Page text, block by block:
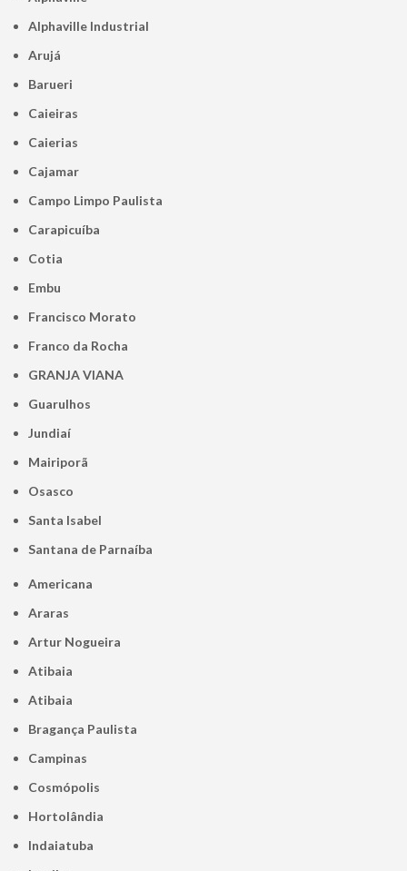
Alphaville Industrial
Arujá
Barueri
Caieiras
Caierias
Cajamar
Campo Limpo Paulista
Carapicuíba
Cotia
Embu
Francisco Morato
Franco da Rocha
GRANJA VIANA
Guarulhos
Jundiaí
Mairiporã
Osasco
Santa Isabel
Santana de Parnaíba
Americana
Araras
Artur Nogueira
Atibaia
Atibaia
Bragança Paulista
Campinas
Cosmópolis
Hortolândia
Indaiatuba